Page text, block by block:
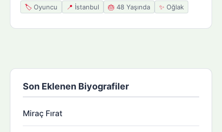
🏷️ Oyuncu 📍 İstanbul 🎂 48 Yaşında ✨ Oğlak
Son Eklenen Biyografiler
Miraç Fırat